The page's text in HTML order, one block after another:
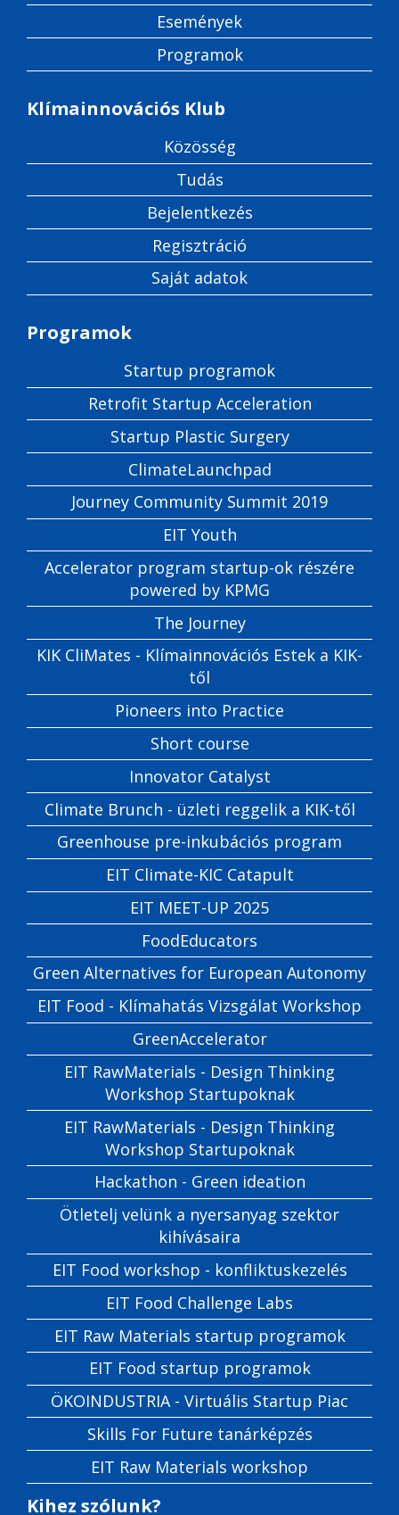
Események
Programok
Klímainnovációs Klub
Közösség
Tudás
Bejelentkezés
Regisztráció
Saját adatok
Programok
Startup programok
Retrofit Startup Acceleration
Startup Plastic Surgery
ClimateLaunchpad
Journey Community Summit 2019
EIT Youth
Accelerator program startup-ok részére
powered by KPMG
The Journey
KIK CliMates - Klímainnovációs Estek a KIK-
től
Pioneers into Practice
Short course
Innovator Catalyst
Climate Brunch - üzleti reggelik a KIK-től
Greenhouse pre-inkubációs program
EIT Climate-KIC Catapult
EIT MEET-UP 2025
FoodEducators
Green Alternatives for European Autonomy
EIT Food - Klímahatás Vizsgálat Workshop
GreenAccelerator
EIT RawMaterials - Design Thinking
Workshop Startupoknak
EIT RawMaterials - Design Thinking
Workshop Startupoknak
Hackathon - Green ideation
Ötletelj velünk a nyersanyag szektor
kihívásaira
EIT Food workshop - konfliktuskezelés
EIT Food Challenge Labs
EIT Raw Materials startup programok
EIT Food startup programok
ÖKOINDUSTRIA - Virtuális Startup Piac
Skills For Future tanárképzés
EIT Raw Materials workshop
Kihez szólunk?